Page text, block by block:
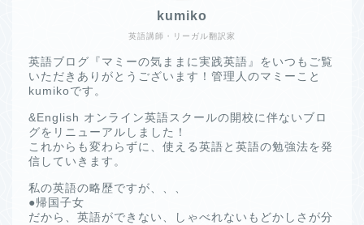
英語講師・リーガル翻訳家
kumiko
英語ブログ『マミーの気ままに実践英語』をいつもご覧
いただきありがとうございます！管理人のマミーこと
kumikoです。
&English オンライン英語スクールの開校に伴ないブロ
グをリニューアルしました！
これからも変わらずに、使える英語と英語の勉強法を発
信していきます。
私の英語の略歴ですが、、、
●帰国子女
だから、英語ができない、しゃべれないもどかしさが分